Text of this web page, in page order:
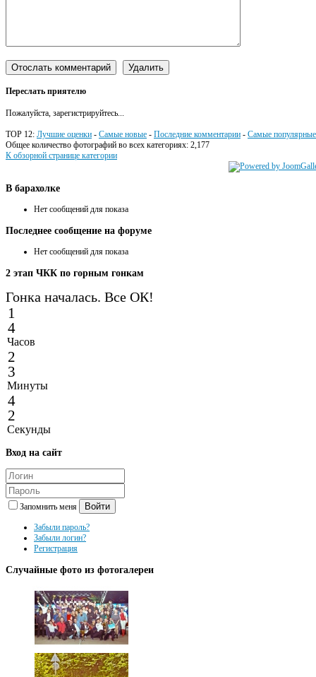
Переслать приятелю
Пожалуйста, зарегистрируйтесь...
TOP 12: Лучшие оценки - Самые новые - Последние комментарии - Самые популярные
Общее количество фотографий во всех категориях: 2,177
К обзорной странице категории
В барахолке
Нет сообщений для показа
Последнее сообщение на форуме
Нет сообщений для показа
2 этап ЧКК по горным гонкам
Гонка началась. Все ОК!
1
4
Часов
2
3
Минуты
4
2
Секунды
Вход на сайт
Запомнить меня Войти
Забыли пароль?
Забыли логин?
Регистрация
Случайные фото из фотогалереи